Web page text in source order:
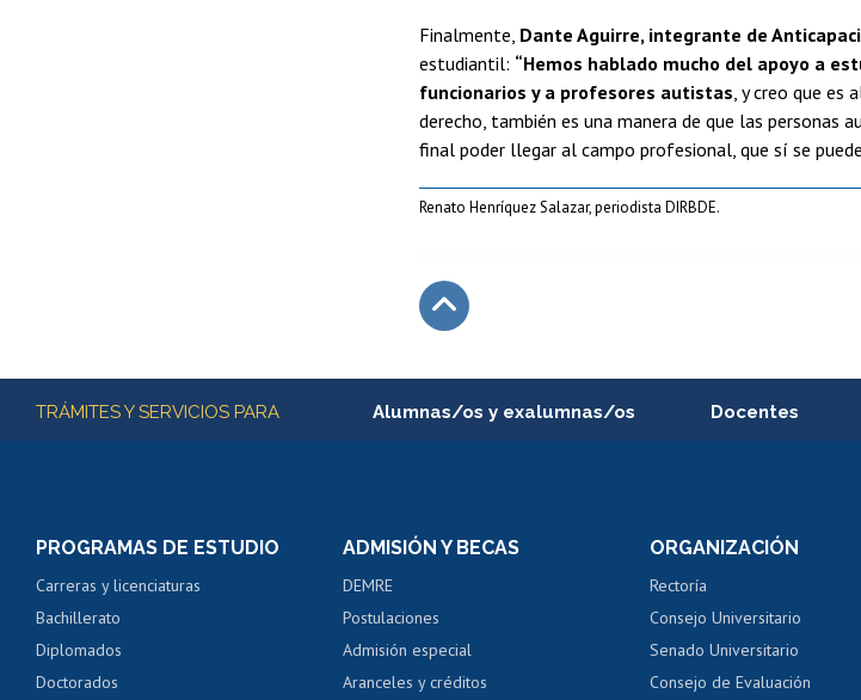
Finalmente, Dante Aguirre, integrante de
estudiantil: “Hemos hablado mucho del apoyo a
funcionarios y a profesores autistas , y creo que
derecho, también es una manera de que las
final poder llegar al campo profesional, que sí se
Renato Henríquez Salazar, periodista DIRBDE.
Más información
TRÁMITES Y SERVICIOS PARA Alumnas/os y exalumnas/os
Consulta y certificado de notas
Servicio médico y dental
Pago de arancel y crédito alumnos
Pago de arancel y crédito exalumnos
Docentes
Perfeccionamiento
Evaluación docente
Calificación académica
Postulación al AUCAI
PROGRAMAS DE ESTUDIO
Carreras y licenciaturas
Bachillerato
Diplomados
Doctorados
ADMISIÓN Y BECAS
DEMRE
Postulaciones
Admisión especial
Aranceles y créditos
ORGANIZACIÓN
Rectoría
Consejo Universitario
Senado Universitario
Consejo de Evaluación